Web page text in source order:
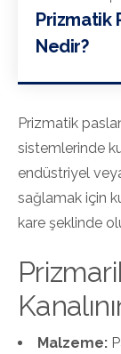
Prizmatik
Nedir?
Prizmatik
sistemlerinde
endüstriyel
sağlamak için
kare şeklinde
Malzeme: